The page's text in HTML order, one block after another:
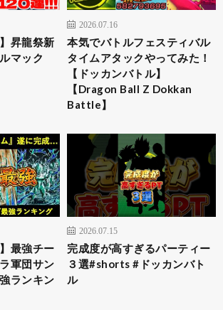
昇龍祭新
マック
2026.07.16
本気でバトルフェスティバル
タイムアタックやってみた！
【ドッカンバトル】
【Dragon Ball Z Dokkan
Battle】
最強チー
軍団サン
ランキン
2026.07.15
完成度が高すぎるパーティー
３選#shorts #ドッカンバト
ル